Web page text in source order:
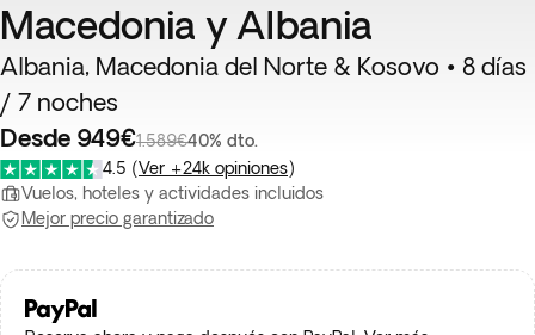
Macedonia y Albania
Albania, Macedonia del Norte & Kosovo • 8 días
/ 7 noches
Desde 949€1.589€40% dto.
4.5 (Ver +24k opiniones)
Vuelos, hoteles y actividades incluidos
Mejor precio garantizado